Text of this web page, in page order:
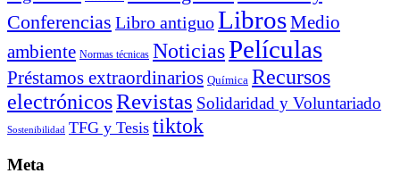
Conferencias Libro antiguoLibrosMedio
ambiente Normas técnicas NoticiasPelículas
Préstamos extraordinarios Química Recursos
electrónicosRevistas Solidaridad y Voluntariado
Sostenibilidad TFG y Tesis tiktok
Meta